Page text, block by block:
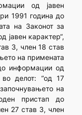
од јавен
1991 година до
на Законот за
јавен карактер“,
3, член 18 став
на примената
информации од
делот: “од 17
на
пристап до
27 став 3, член